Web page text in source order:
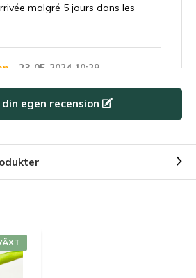
malgré 5 jours dans les
- 23-05-2024 10:29
bekommen und sie ist
❤️
egen recension